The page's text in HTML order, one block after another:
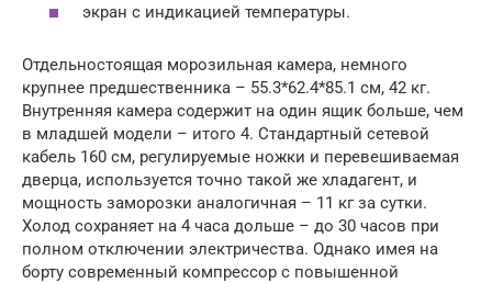
экран с индикацией температуры.
Отдельностоящая морозильная камера, немного
крупнее предшественника – 55.3*62.4*85.1 см, 42 кг.
Внутренняя камера содержит на один ящик больше, чем
в младшей модели – итого 4. Стандартный сетевой
кабель 160 см, регулируемые ножки и перевешиваемая
дверца, используется точно такой же хладагент, и
мощность заморозки аналогичная – 11 кг за сутки.
Холод сохраняет на 4 часа дольше – до 30 часов при
полном отключении электричества. Однако имея на
борту современный компрессор с повышенной